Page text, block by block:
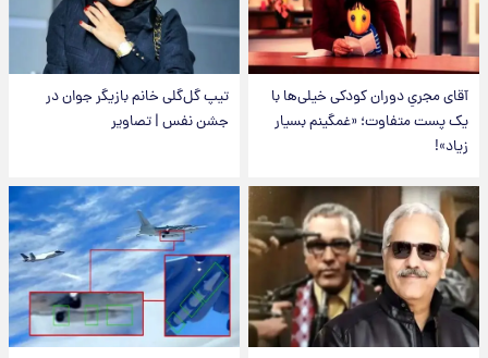
آقای مجریِ دوران کودکی خیلی‌ها با
یک پست متفاوت؛ «غمگینم بسیار
زیاد»!
تیپ گل‌گلی خانم بازیگر جوان در
جشن نفس | تصاویر